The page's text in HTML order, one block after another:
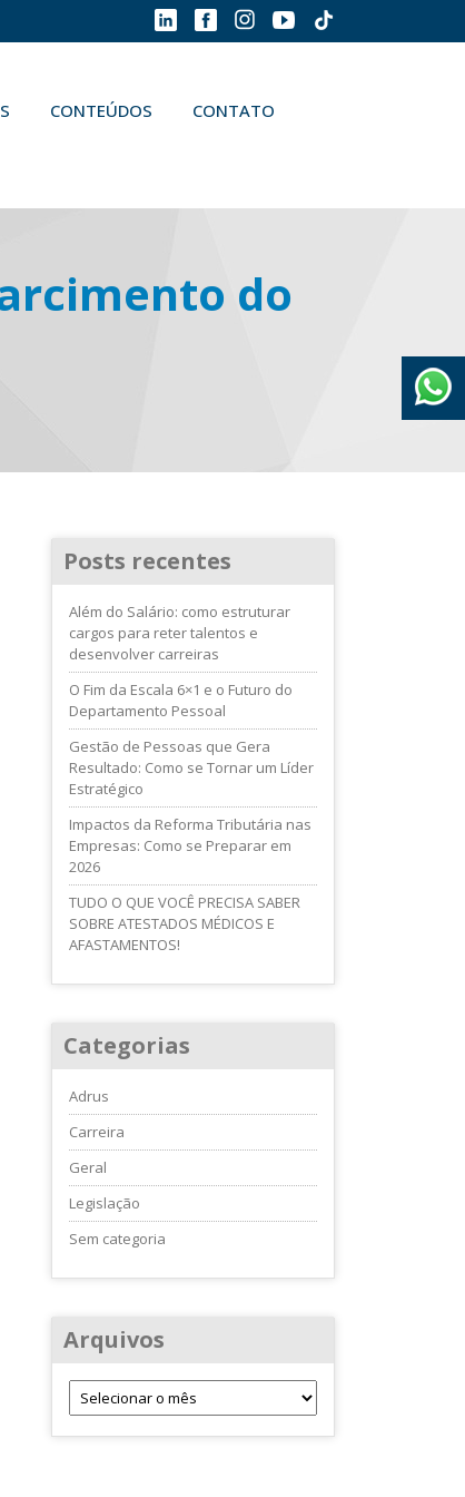
CONTEÚDOS CONTATO
do
Posts recentes
Além do Salário: como estruturar
cargos para reter talentos e
desenvolver carreiras
O Fim da Escala 6×1 e o Futuro do
Departamento Pessoal
Gestão de Pessoas que Gera
Resultado: Como se Tornar um Líder
Estratégico
Impactos da Reforma Tributária nas
Empresas: Como se Preparar em
2026
TUDO O QUE VOCÊ PRECISA SABER
SOBRE ATESTADOS MÉDICOS E
AFASTAMENTOS!
Categorias
Adrus
Carreira
Geral
Legislação
Sem categoria
Arquivos